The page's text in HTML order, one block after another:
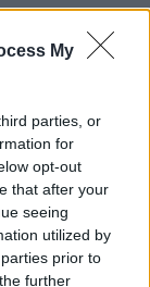
My
parties, or
for
opt-out
that after your
seeing
utilized by
prior to
further